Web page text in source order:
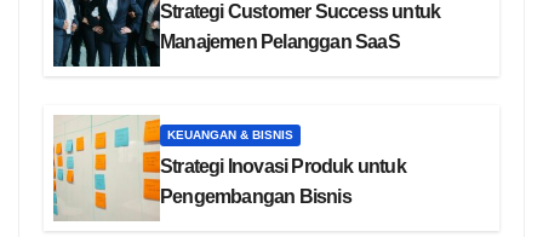
Strategi Customer Success untuk
Manajemen Pelanggan SaaS
KEUANGAN & BISNIS
Strategi Inovasi Produk untuk
Pengembangan Bisnis